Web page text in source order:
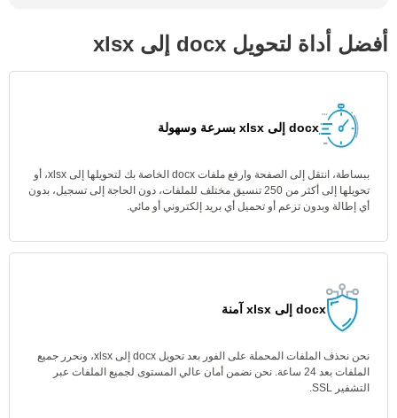
أفضل أداة لتحويل docx إلى xlsx
docx إلى xlsx بسرعة وسهولة
ببساطة، انتقل إلى الصفحة وارفع ملفات docx الخاصة بك لتحويلها إلى xlsx، أو
تحويلها إلى أكثر من 250 تنسيق مختلف للملفات، دون الحاجة إلى تسجيل، بدون
أي إطالة وبدون تزعم أو تحميل أي بريد إلكتروني أو مائي.
docx إلى xlsx آمنة
نحن نحذف الملفات المحملة على الفور بعد تحويل docx إلى xlsx، ونحرر جميع
الملفات بعد 24 ساعة. نحن نضمن أمان عالي المستوى لجميع الملفات عبر
التشفير SSL.